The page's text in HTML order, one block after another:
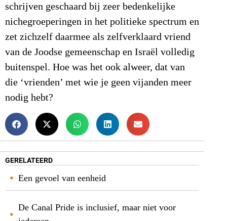
schrijven geschaard bij zeer bedenkelijke
nichegroeperingen in het politieke spectrum en
zet zichzelf daarmee als zelfverklaard vriend
van de Joodse gemeenschap en Israël volledig
buitenspel. Hoe was het ook alweer, dat van
die ‘vrienden’ met wie je geen vijanden meer
nodig hebt?
GERELATEERD
Een gevoel van eenheid
De Canal Pride is inclusief, maar niet voor